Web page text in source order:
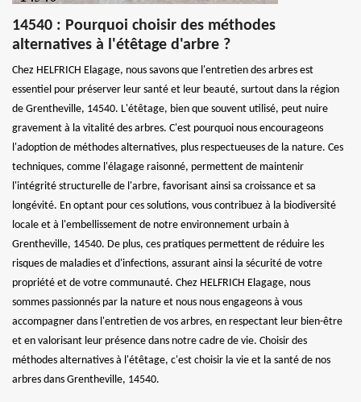
14540 : Pourquoi choisir des méthodes
alternatives à l'étêtage d'arbre ?
Chez HELFRICH Elagage, nous savons que l'entretien des arbres est
essentiel pour préserver leur santé et leur beauté, surtout dans la région
de Grentheville, 14540. L'étêtage, bien que souvent utilisé, peut nuire
gravement à la vitalité des arbres. C'est pourquoi nous encourageons
l'adoption de méthodes alternatives, plus respectueuses de la nature. Ces
techniques, comme l'élagage raisonné, permettent de maintenir
l'intégrité structurelle de l'arbre, favorisant ainsi sa croissance et sa
longévité. En optant pour ces solutions, vous contribuez à la biodiversité
locale et à l'embellissement de notre environnement urbain à
Grentheville, 14540. De plus, ces pratiques permettent de réduire les
risques de maladies et d'infections, assurant ainsi la sécurité de votre
propriété et de votre communauté. Chez HELFRICH Elagage, nous
sommes passionnés par la nature et nous nous engageons à vous
accompagner dans l'entretien de vos arbres, en respectant leur bien-être
et en valorisant leur présence dans notre cadre de vie. Choisir des
méthodes alternatives à l'étêtage, c'est choisir la vie et la santé de nos
arbres dans Grentheville, 14540.